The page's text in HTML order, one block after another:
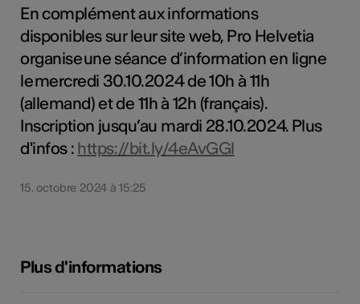
En complément aux informations
disponibles sur leur site web, Pro Helvetia
organise une séance d’information en ligne
le mercredi 30.10.2024 de 10h à 11h
(allemand) et de 11h à 12h (français).
Inscription jusqu’au mardi 28.10.2024. Plus
d'infos : https://bit.ly/4eAvGGl
15. octobre 2024 à 15:25
Plus d'informations